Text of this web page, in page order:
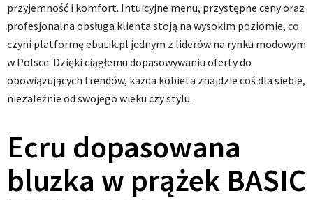
przyjemność i komfort. Intuicyjne menu, przystępne ceny oraz
profesjonalna obsługa klienta stoją na wysokim poziomie, co
czyni platformę ebutik.pl jednym z liderów na rynku modowym
w Polsce. Dzięki ciągłemu dopasowywaniu oferty do
obowiązujących trendów, każda kobieta znajdzie coś dla siebie,
niezależnie od swojego wieku czy stylu.
Ecru dopasowana
bluzka w prążek BASIC